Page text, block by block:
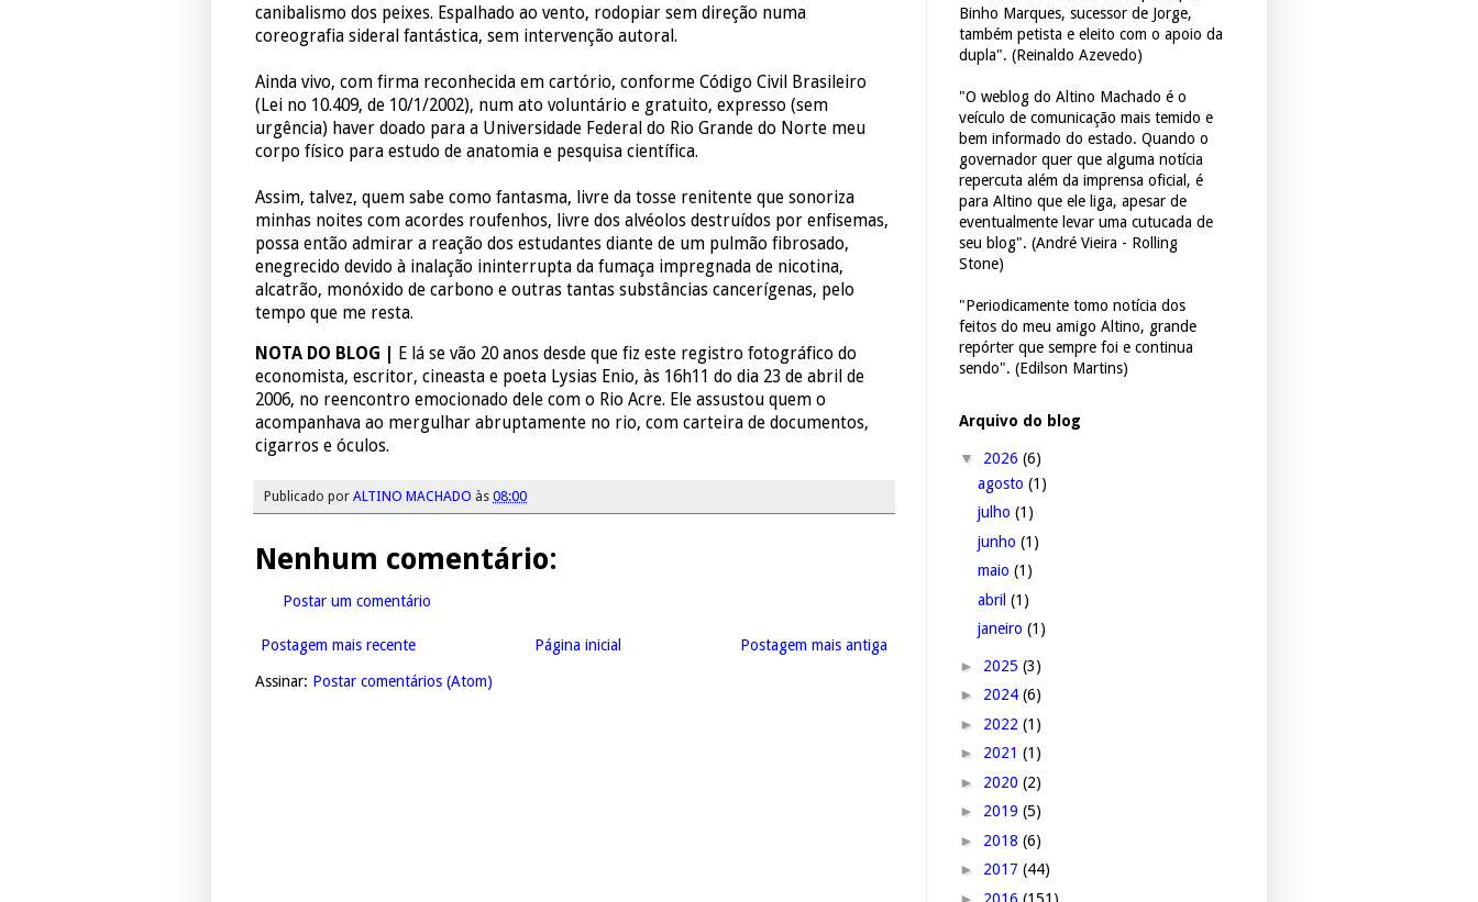
canibalismo dos peixes. Espalhado ao vento, rodopiar sem direção numa
coreografia sideral fantástica, sem intervenção autoral.
Ainda vivo, com firma reconhecida em cartório, conforme Código Civil Brasileiro
(Lei no 10.409, de 10/1/2002), num ato voluntário e gratuito, expresso (sem
urgência) haver doado para a Universidade Federal do Rio Grande do Norte meu
corpo físico para estudo de anatomia e pesquisa científica.
Assim, talvez, quem sabe como fantasma, livre da tosse renitente que sonoriza
minhas noites com acordes roufenhos, livre dos alvéolos destruídos por enfisemas,
possa então admirar a reação dos estudantes diante de um pulmão fibrosado,
enegrecido devido à inalação ininterrupta da fumaça impregnada de nicotina,
alcatrão, monóxido de carbono e outras tantas substâncias cancerígenas, pelo
tempo que me resta.
NOTA DO BLOG |
E lá se vão 20 anos desde que fiz este registro fotográfico do
economista, escritor, cineasta e poeta Lysias Enio, às 16h11 do dia 23 de abril de
2006, no reencontro emocionado dele com o Rio Acre. Ele assustou quem o
acompanhava ao mergulhar abruptamente no rio, com carteira de documentos,
cigarros e óculos.
Publicado por ALTINO MACHADO às 08:00
Nenhum comentário:
Postar um comentário
Postagem mais recente Postagem mais antiga
Página inicial
Assinar: Postar comentários (Atom)
Binho Marques, sucessor de Jorge,
também petista e eleito com o apoio da
dupla". (Reinaldo Azevedo)
"O weblog do Altino Machado é o
veículo de comunicação mais temido e
bem informado do estado. Quando o
governador quer que alguma notícia
repercuta além da imprensa oficial, é
para Altino que ele liga, apesar de
eventualmente levar uma cutucada de
seu blog". (André Vieira - Rolling
Stone)
"Periodicamente tomo notícia dos
feitos do meu amigo Altino, grande
repórter que sempre foi e continua
sendo". (Edilson Martins)
Arquivo do blog
▼ 2026 (6)
agosto (1)
julho (1)
junho (1)
maio (1)
abril (1)
janeiro (1)
► 2025 (3)
► 2024 (6)
► 2022 (1)
► 2021 (1)
► 2020 (2)
► 2019 (5)
► 2018 (6)
► 2017 (44)
► 2016 (151)